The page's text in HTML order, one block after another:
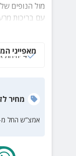
מול הנופים
עם בריכות
ופינות ישיבה
מאפייני
4 יחידות אירוח
מחיר
אמצ”ש החל